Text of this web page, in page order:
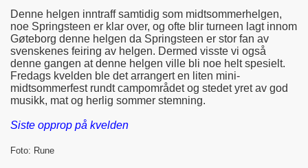
Denne helgen inntraff samtidig som midtsommerhelgen,
noe Springsteen er klar over, og ofte blir turneen lagt innom
Gøteborg denne helgen da Springsteen er stor fan av
svenskenes feiring av helgen. Dermed visste vi også
denne gangen at denne helgen ville bli noe helt spesielt.
Fredags kvelden ble det arrangert en liten mini-
midtsommerfest rundt campområdet og stedet yret av god
musikk, mat og herlig sommer stemning.
Siste opprop på kvelden
Foto: Rune